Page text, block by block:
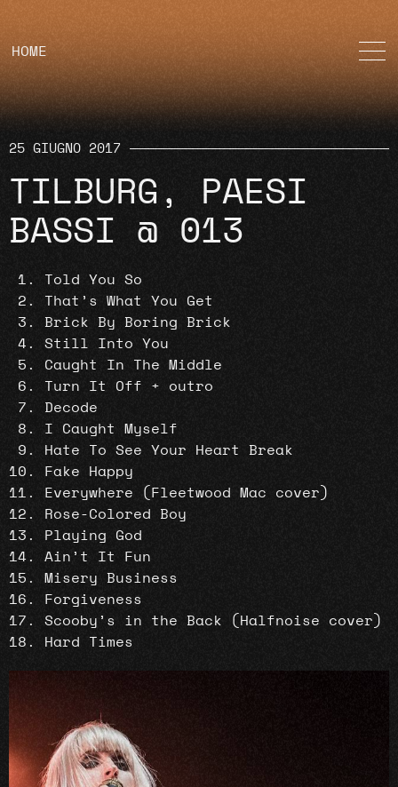
HOME
25 GIUGNO 2017
TILBURG, PAESI
BASSI @ 013
Told You So
That’s What You Get
Brick By Boring Brick
Still Into You
Caught In The Middle
Turn It Off + outro
Decode
I Caught Myself
Hate To See Your Heart Break
Fake Happy
Everywhere (Fleetwood Mac cover)
Rose-Colored Boy
Playing God
Ain’t It Fun
Misery Business
Forgiveness
Scooby’s in the Back (Halfnoise cover)
Hard Times